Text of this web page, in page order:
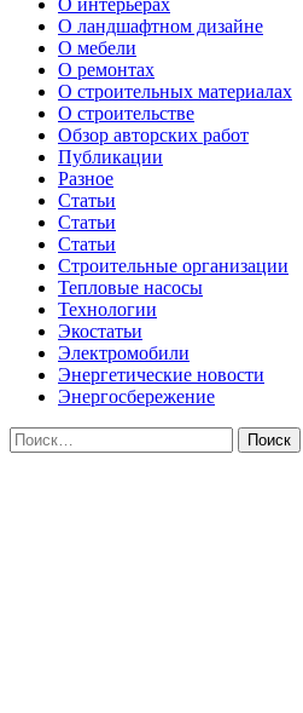
О ландшафтном дизайне
О мебели
О ремонтах
О строительных материалах
О строительстве
Обзор авторских работ
Публикации
Разное
Статьи
Статьи
Статьи
Строительные организации
Тепловые насосы
Технологии
Экостатьи
Электромобили
Энергетические новости
Энергосбережение
Найти: